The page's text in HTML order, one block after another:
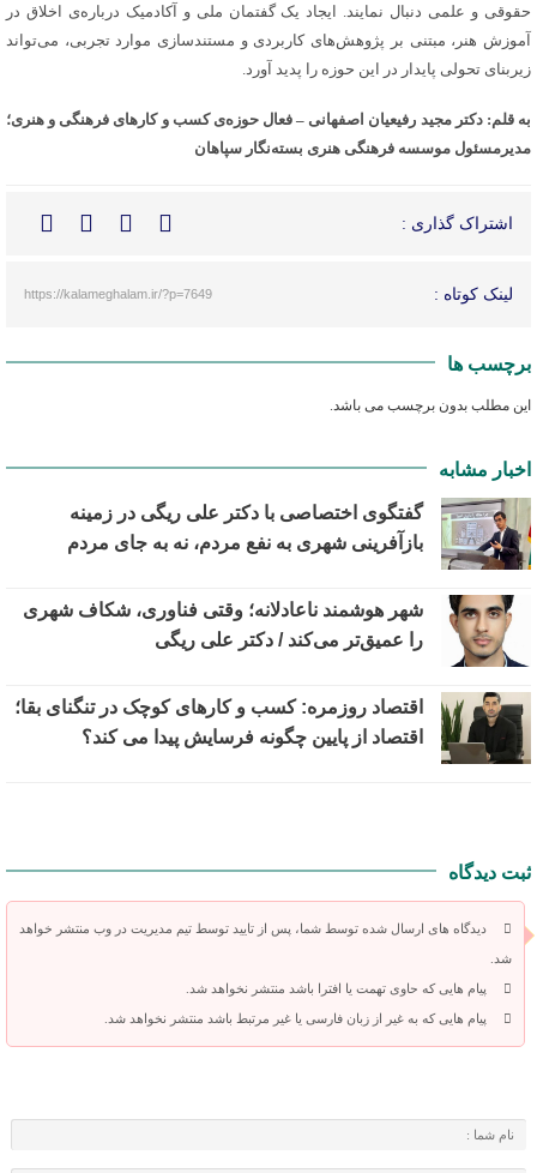
حقوقی و علمی دنبال نمایند‌. ایجاد یک گفتمان ملی و آکادمیک درباره‌ی اخلاق در
آموزش هنر، مبتنی بر پژوهش‌های کاربردی و مستندسازی موارد تجربی، می‌تواند
زیربنای تحولی پایدار در این حوزه را پدید آورد.
به قلم: دکتر مجید رفیعیان اصفهانی – فعال حوزه‌ی کسب و کارهای فرهنگی و هنری؛
مدیرمسئول موسسه فرهنگی هنری بسته‌نگار سپاهان
اشتراک گذاری :
لینک کوتاه : https://kalameghalam.ir/?p=7649
برچسب ها
این مطلب بدون برچسب می باشد.
اخبار مشابه
گفتگوی اختصاصی با دکتر علی ریگی در زمینه
بازآفرینی شهری به نفع مردم، نه به جای مردم
شهر هوشمند ناعادلانه؛ وقتی فناوری، شکاف شهری
را عمیق‌تر می‌کند / دکتر علی ریگی
اقتصاد روزمره: کسب‌ و کارهای کوچک در تنگنای بقا؛
اقتصاد از پایین چگونه فرسایش پیدا می کند؟
ثبت دیدگاه
دیدگاه های ارسال شده توسط شما، پس از تایید توسط تیم مدیریت در وب منتشر خواهد
شد.
پیام هایی که حاوی تهمت یا افترا باشد منتشر نخواهد شد.
پیام هایی که به غیر از زبان فارسی یا غیر مرتبط باشد منتشر نخواهد شد.